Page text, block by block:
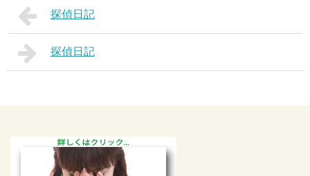
探偵日記
探偵日記